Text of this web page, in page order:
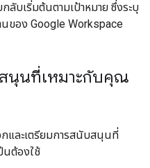
ลับเริ่มต้นตามเป้าหมาย ซึ่งระบุ
นของ Google Workspace
นุนที่เหมาะกับคุณ
กและเตรียมการสนับสนุนที่
นต้องใช้